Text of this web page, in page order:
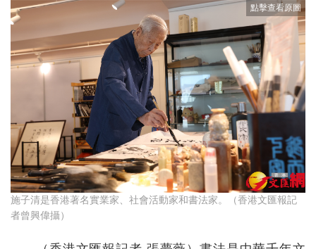
施子清是香港著名實業家、社會活動家和書法家。（香港文匯報記
者曾興偉攝）